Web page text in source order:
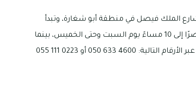
الملك فيصل في منطقة أبو شغارة، وتبدأ
أوقات عمله من الساعة 9 صباحًا إلى 1:30 ظهرًا، ومن الساعة 4:30 عصرًا إلى 10 مساءً يوم السبت وحتى الخميس، بينما